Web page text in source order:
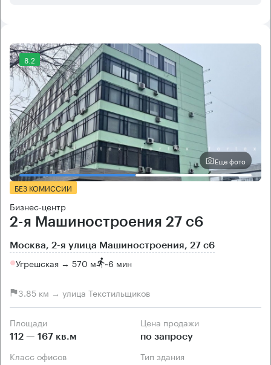
8.2
Еще фото
БЕЗ КОМИССИИ
Бизнес-центр
2-я Машиностроения 27 с6
Москва, 2-я улица Машиностроения, 27 с6
Угрешская → 570 м ~6 мин
3.85 км → улица Текстильщиков
Площади
112 — 167 кв.м
Цена продажи
по запросу
Класс офисов Тип здания